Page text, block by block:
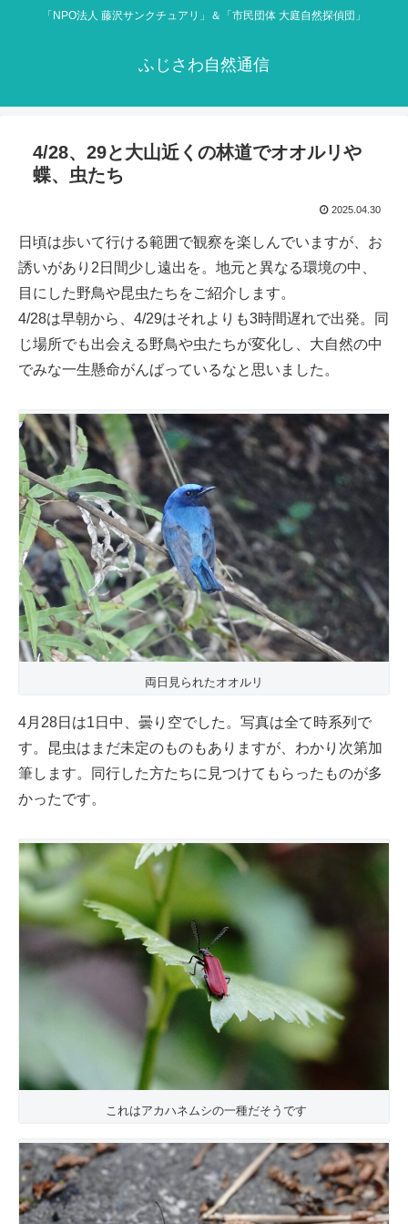
「NPO法人 藤沢サンクチュアリ」＆「市民団体 大庭自然探偵団」
ふじさわ自然通信
4/28、29と大山近くの林道でオオルリや
蝶、虫たち
2025.04.30
日頃は歩いて行ける範囲で観察を楽しんでいますが、お
誘いがあり2日間少し遠出を。地元と異なる環境の中、
目にした野鳥や昆虫たちをご紹介します。
4/28は早朝から、4/29はそれよりも3時間遅れで出発。同
じ場所でも出会える野鳥や虫たちが変化し、大自然の中
でみな一生懸命がんばっているなと思いました。
両日見られたオオルリ
4月28日は1日中、曇り空でした。写真は全て時系列で
す。昆虫はまだ未定のものもありますが、わかり次第加
筆します。同行した方たちに見つけてもらったものが多
かったです。
これはアカハネムシの一種だそうです